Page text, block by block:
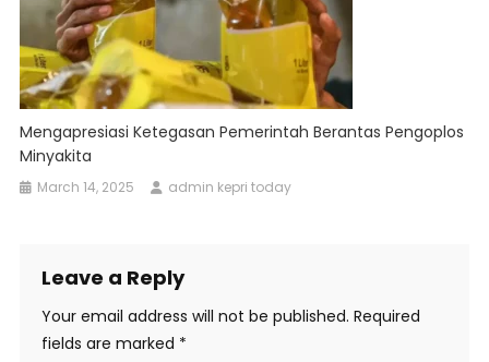
Mengapresiasi Ketegasan Pemerintah Berantas Pengoplos
Minyakita
March 14, 2025 admin kepri today
Leave a Reply
Your email address will not be published. Required
fields are marked *